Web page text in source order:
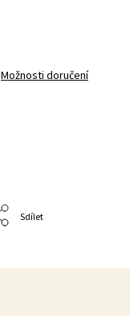
Možnosti doručení
Sdílet